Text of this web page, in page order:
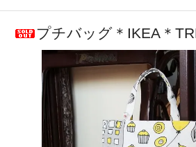
プチバッグ＊IKEA＊